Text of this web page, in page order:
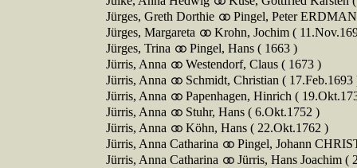
Jürges, Greth Dorthie
Pingel, Peter
Jürges, Margareta
Krohn, Jochim (
Jürges, Trina
Pingel, Hans ( 1663 )
Jürris, Anna
Westendorf, Claus ( 1673 )
Jürris, Anna
Schmidt, Christian ( 17.Feb.1693
Jürris, Anna
Papenhagen, Hinrich (
Jürris, Anna
Stuhr, Hans ( 6.Okt.1752 )
Jürris, Anna
Köhn, Hans ( 22.Okt.1762 )
Jürris, Anna Catharina
Pingel, Johann
Jürris, Anna Catharina
Jürris, Hans Joachim (